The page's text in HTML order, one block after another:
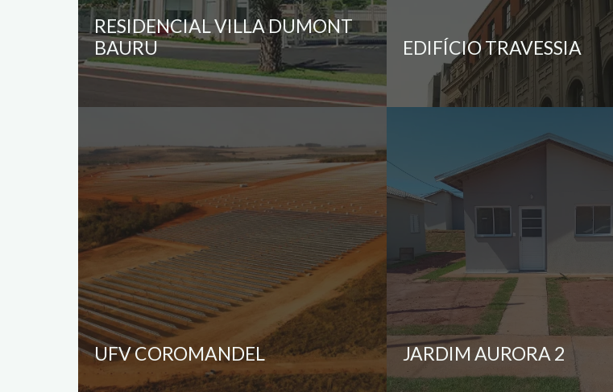
RESIDENCIAL VILLA DUMONT
BAURU
EDIFÍCIO TRAVESSIA
UFV COROMANDEL JARDIM AURORA 2